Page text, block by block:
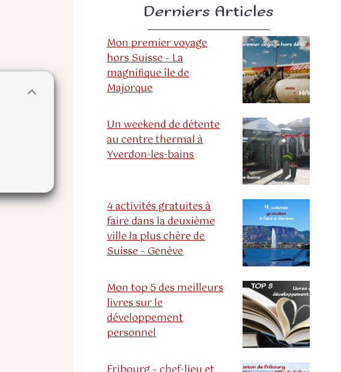
Derniers Articles
Mon premier voyage
hors Suisse – La
magnifique île de
Majorque
Un weekend de détente
au centre thermal à
Yverdon-les-bains
4 activités gratuites à
faire dans la deuxième
ville la plus chère de
Suisse – Genève
Mon top 5 des meilleurs
livres sur le
développement
personnel